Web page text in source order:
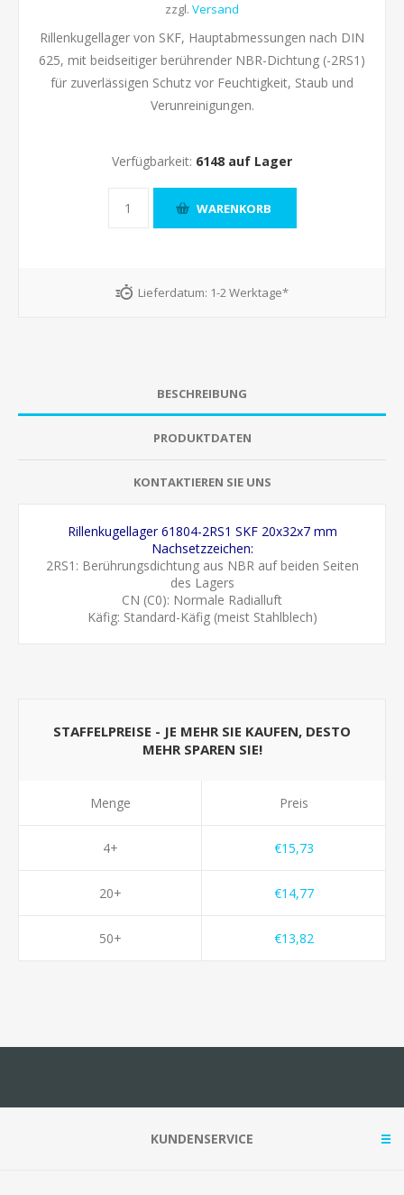
zzgl. Versand
Rillenkugellager von SKF, Hauptabmessungen nach DIN
625, mit beidseitiger berührender NBR-Dichtung (-2RS1)
für zuverlässigen Schutz vor Feuchtigkeit, Staub und
Verunreinigungen.
Verfügbarkeit: 6148 auf Lager
Lieferdatum: 1-2 Werktage*
BESCHREIBUNG
PRODUKTDATEN
KONTAKTIEREN SIE UNS
Rillenkugellager 61804-2RS1 SKF 20x32x7 mm
Nachsetzzeichen:
2RS1: Berührungsdichtung aus NBR auf beiden Seiten
des Lagers
CN (C0): Normale Radialluft
Käfig: Standard-Käfig (meist Stahlblech)
STAFFELPREISE - JE MEHR SIE KAUFEN, DESTO
MEHR SPAREN SIE!
Menge
4+
20+
50+
Preis
€15,73
€14,77
€13,82
KUNDENSERVICE